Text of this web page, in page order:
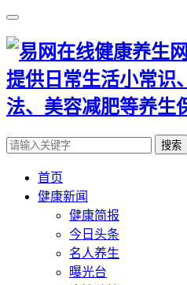
搜索
首页
健康新闻
健康简报
今日头条
名人养生
曝光台